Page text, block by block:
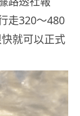
走320～480
就可以正式